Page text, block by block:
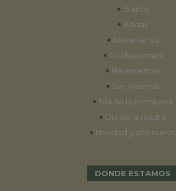
• 15 años
• Bodas
• Aniversarios
• Graduaciones
• Nacimientos
• San Valentín
• Día de la primavera
• Día de la madre
• Navidad y año nuevo
DONDE ESTAMOS